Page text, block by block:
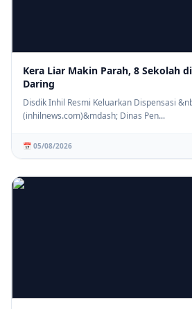
Kera Liar Makin Parah, 8 Sekolah
Daring
Disdik Inhil Resmi Keluarkan Dispensasi
(inhilnews.com)&mdash; Dinas Pen...
📅 05/08/2026